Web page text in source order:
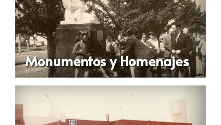
Monumentos y Homenajes